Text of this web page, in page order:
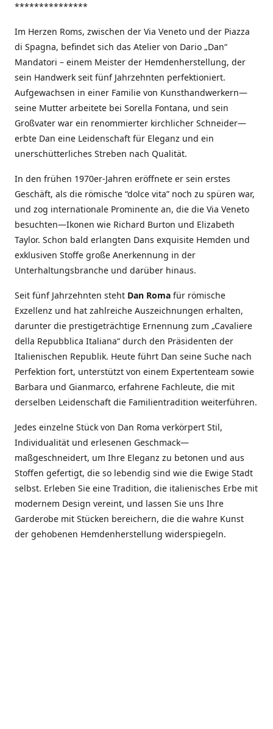
***************
Im Herzen Roms, zwischen der Via Veneto und der Piazza
di Spagna, befindet sich das Atelier von Dario „Dan“
Mandatori – einem Meister der Hemdenherstellung, der
sein Handwerk seit fünf Jahrzehnten perfektioniert.
Aufgewachsen in einer Familie von Kunsthandwerkern—
seine Mutter arbeitete bei Sorella Fontana, und sein
Großvater war ein renommierter kirchlicher Schneider—
erbte Dan eine Leidenschaft für Eleganz und ein
unerschütterliches Streben nach Qualität.
In den frühen 1970er-Jahren eröffnete er sein erstes
Geschäft, als die römische “dolce vita” noch zu spüren war,
und zog internationale Prominente an, die die Via Veneto
besuchten—Ikonen wie Richard Burton und Elizabeth
Taylor. Schon bald erlangten Dans exquisite Hemden und
exklusiven Stoffe große Anerkennung in der
Unterhaltungsbranche und darüber hinaus.
Seit fünf Jahrzehnten steht Dan Roma für römische
Exzellenz und hat zahlreiche Auszeichnungen erhalten,
darunter die prestigeträchtige Ernennung zum „Cavaliere
della Repubblica Italiana“ durch den Präsidenten der
Italienischen Republik. Heute führt Dan seine Suche nach
Perfektion fort, unterstützt von einem Expertenteam sowie
Barbara und Gianmarco, erfahrene Fachleute, die mit
derselben Leidenschaft die Familientradition weiterführen.
Jedes einzelne Stück von Dan Roma verkörpert Stil,
Individualität und erlesenen Geschmack—
maßgeschneidert, um Ihre Eleganz zu betonen und aus
Stoffen gefertigt, die so lebendig sind wie die Ewige Stadt
selbst. Erleben Sie eine Tradition, die italienisches Erbe mit
modernem Design vereint, und lassen Sie uns Ihre
Garderobe mit Stücken bereichern, die die wahre Kunst
der gehobenen Hemdenherstellung widerspiegeln.